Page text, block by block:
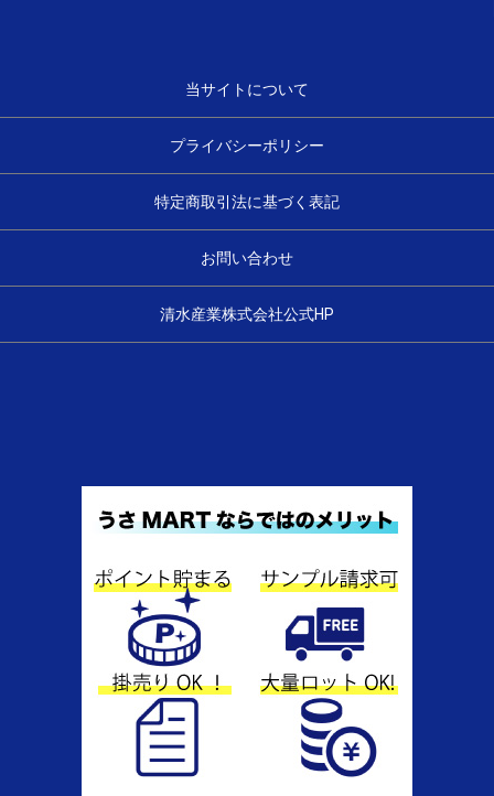
当サイトについて
プライバシーポリシー
特定商取引法に基づく表記
お問い合わせ
清水産業株式会社公式HP